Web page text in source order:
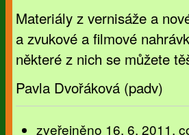
Materiály z vernisáže a
a zvukové a filmové
některé z nich se můžete
Pavla Dvořáková (padv)
zveřejněno 16. 6. 2011,